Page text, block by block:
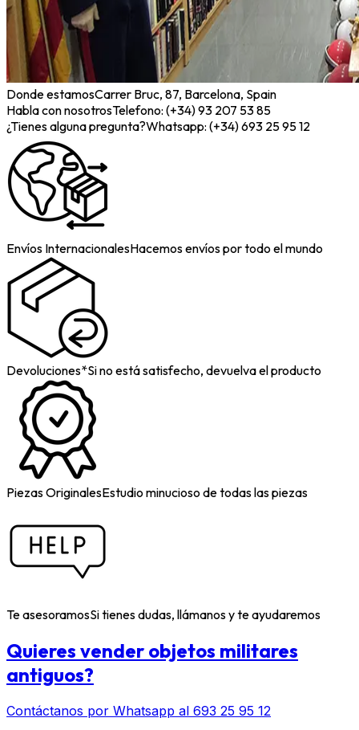
Donde estamosCarrer Bruc, 87, Barcelona, Spain
Habla con nosotrosTelefono: (+34) 93 207 53 85
¿Tienes alguna pregunta?Whatsapp: (+34) 693 25 95 12
Envíos InternacionalesHacemos envíos por todo el mundo
Devoluciones*Si no está satisfecho, devuelva el producto
Piezas OriginalesEstudio minucioso de todas las piezas
Te asesoramosSi tienes dudas, llámanos y te ayudaremos
Quieres vender objetos militares
antiguos?
Contáctanos por Whatsapp al 693 25 95 12